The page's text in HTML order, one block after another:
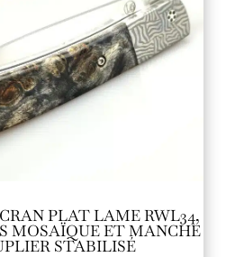
PLAT LAME RWL34,
MOSAÏQUE ET MANCHE
STABILISÉ